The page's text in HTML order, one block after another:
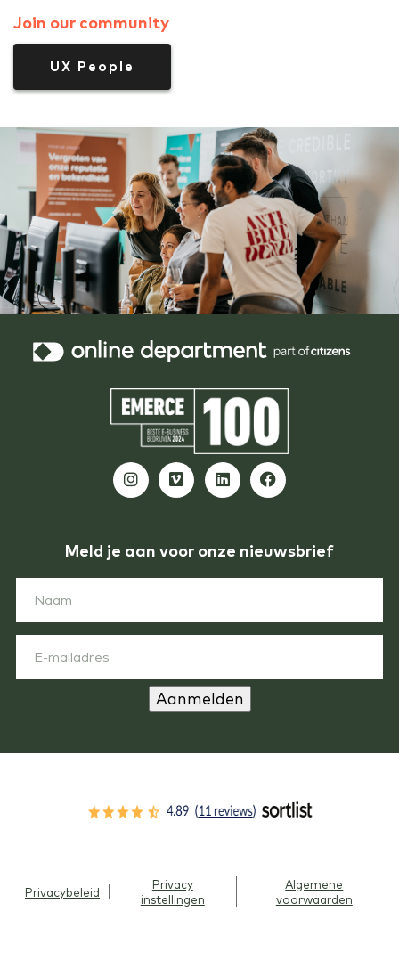
Join our community
UX People
Meld je aan voor onze nieuwsbrief
Aanmelden
Privacybeleid
Privacy
instellingen
Algemene
voorwaarden